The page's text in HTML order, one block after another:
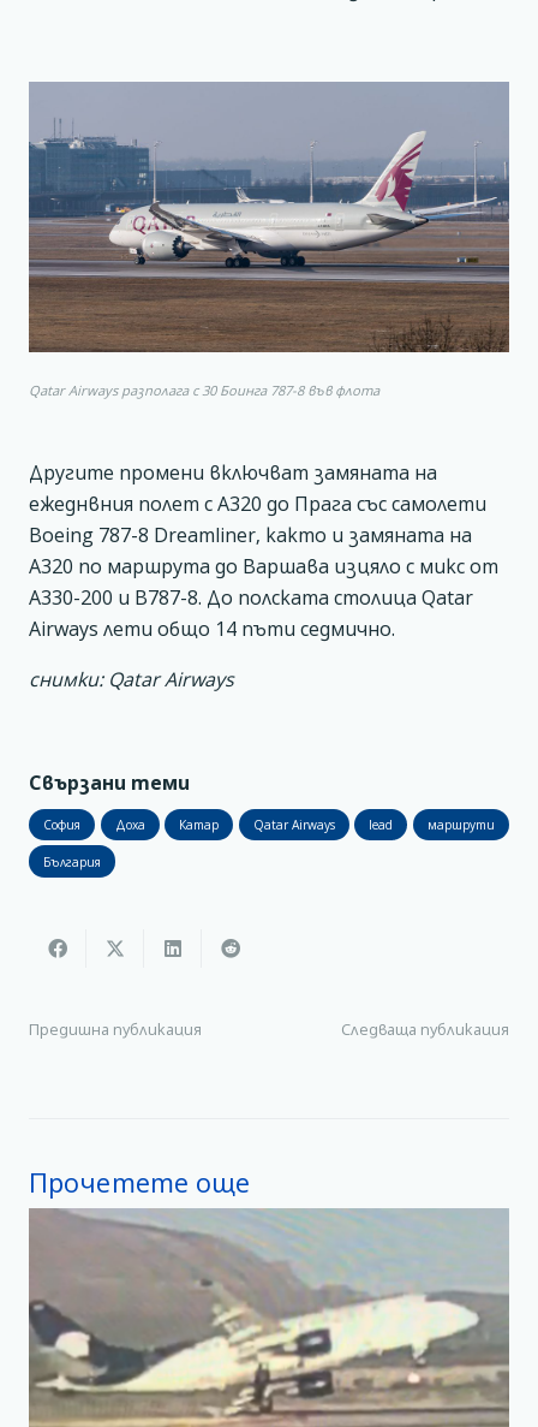
Qatar Airways разполага с 30 Боинга 787-8 във флота
Другите промени включват замяната на
ежеднвния полет с А320 до Прага със самолети
Boeing 787-8 Dreamliner, както и замяната на
А320 по маршрута до Варшава изцяло с микс от
А330-200 и В787-8. До полската столица Qatar
Airways лети общо 14 пъти седмично.
снимки: Qatar Airways
Свързани теми
София Доха Катар Qatar Airways lead маршрути
България
Предишна публикация Следваща публикация
Прочетете още